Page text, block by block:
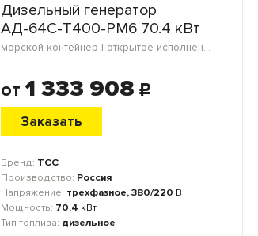
Дизельный генератор
АД-64С-Т400-РМ6 70.4 кВт
морской контейнер | открытое исполнение | мини-контейнер | блок-контейнер
от 1 333 908 c
Заказать
Бренд: ТСС
Производство: Россия
Напряжение: трехфазное, 380/220 В
Мощность: 70.4 кВт
Тип топлива: дизельное